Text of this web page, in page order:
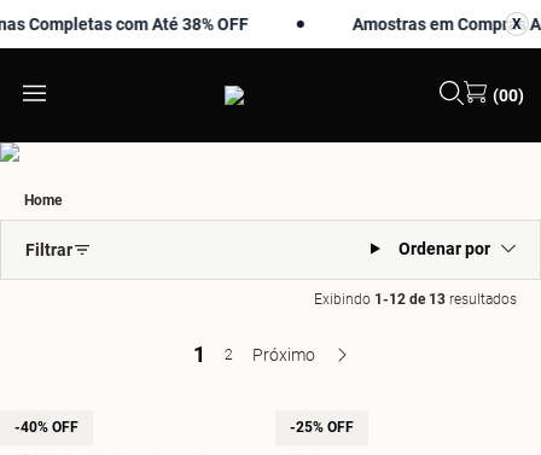
X
com Até 38% OFF Amostras em Compras
X
(00)
Home
Filtrar Ordenar por
Exibindo 1-12 de 13 resultados
1 2 Próximo
-40% OFF -25% OFF